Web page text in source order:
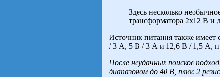
Здесь несколько
трансформатора 2x12 В и
Источник питания также имеет
/ 3 А, 5 В / 3 А и 12,6 В / 1,5 А,
После неудачных поисков
диапазоном до 40 В, плюс 2